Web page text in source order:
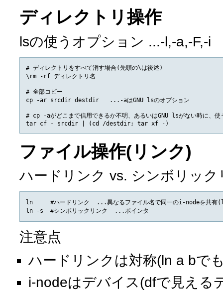
ディレクトリ操作
lsの使うオプション ...-l,-a,-F,-i
# ディレクトリをすべて消す場合(先頭の\は後述)
\rm -rf ディレクトリ名
# 全部コピー
cp -ar srcdir destdir   ...-aはGNU lsのオプション
# cp -aがどこまで信用できるか不明、あるいはGNU lsがない時に、使
ファイル操作(リンク)
ハードリンク vs. シンボリック
ln     #ハードリンク  ...異なるファイル名で同一のi-nodeを共
注意点
ハードリンクは対称(ln a bで
i-nodeはデバイス(dfで見える